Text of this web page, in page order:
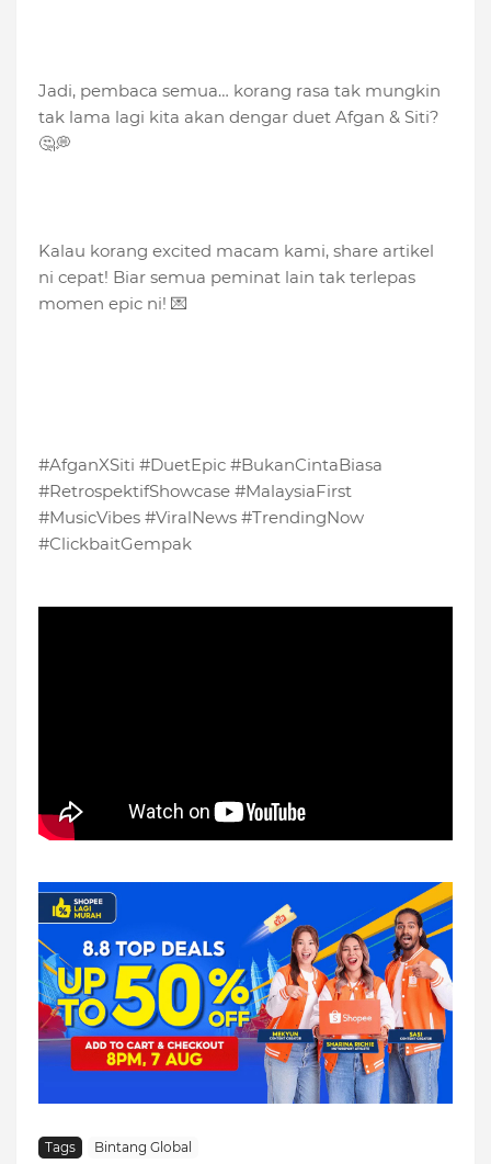
Jadi, pembaca semua… korang rasa tak mungkin
tak lama lagi kita akan dengar duet Afgan & Siti?
🤔💭
Kalau korang excited macam kami, share artikel
ni cepat! Biar semua peminat lain tak terlepas
momen epic ni! 💌
#AfganXSiti #DuetEpic #BukanCintaBiasa
#RetrospektifShowcase #MalaysiaFirst
#MusicVibes #ViralNews #TrendingNow
#ClickbaitGempak
Tags Bintang Global